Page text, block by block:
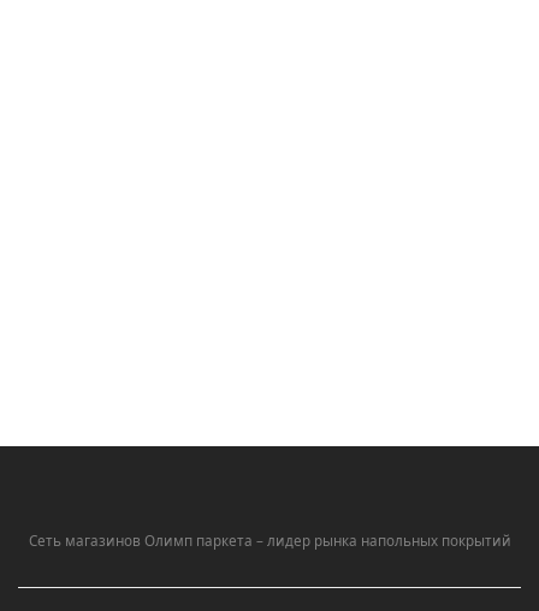
Сеть магазинов Олимп паркета – лидер рынка напольных покрытий